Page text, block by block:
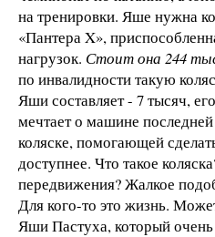
на тренировки. Яше нужна
«Пантера X»,
нагрузок. Стоит она 244
по инвалидности такую
Яши составляет - 7 тысяч,
мечтает о машине
коляске, помогающей
доступнее. Что такое
передвижения? Жалкое
Для кого-то это жизнь.
Яши Пастуха, который